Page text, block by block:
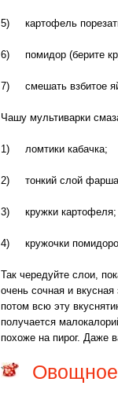
5) картофель
6) помидор (берите
7) смешать взбитое
Чашу мультиварки
1) ломтики кабачка;
2) тонкий слой
3) кружки картофеля;
4) кружочки
Так чередуйте слои,
очень сочная и
потом всю эту
получается
похоже на пирог. Даже
Овощное